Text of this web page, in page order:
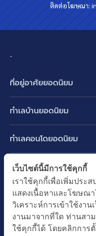
ติดต่อโฆษณา:
-
ที่อยู่อาศัยยอดนิยม
ทาวน์เฮ้าส์ ทาวน์โฮม
คอนโดมิเนียม
อาคารพาณิชย์ ตึกแถว
ที่ดินเปล่า
อพาร์ทเม้นท์ หอพัก
ออฟฟิต สำนักงาน
ทำเลบ้านยอดนิยม
บางนา รามคำแหง 2
ปทุมธานี รังสิต ลำลูกกา
นนทบุรี บางใหญ่ บางบัวทอง
ทำเลคอนโดยอดนิยม
พระราม 9
อ่อนนุช ปุณณวิถี
รัชดาภิเษก ห้วยขวาง
ห้าแยกลาดพร้าว
ทำเล BTS ยอดนิยม
BTS ทองหล่อ
BTS เอกมัย
BTS พร้อมพงษ์
ทำเล MRT ยอดนิยม
MRT เพชรบุรี
MRT พระราม 9
คำค้นยอดนิยม
เว็บไซต์นี้มีการใช้คุกกี้
เราใช้คุกกี้เพื่อเพิ่มประ
แสดงเนื้อหาและโฆษณ
วิเคราะห์การเข้าใช้งา
งานมาจากที่ใด ท่านสา
ใช้คุกกี้ได้ โดยคลิกการ